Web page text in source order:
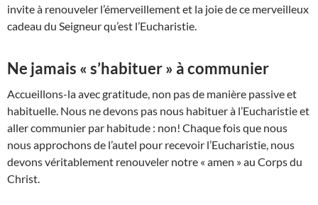
invite à renouveler l’émerveillement et la joie de ce merveilleux
cadeau du Seigneur qu’est l’Eucharistie.
Ne jamais « s’habituer » à communier
Accueillons-la avec gratitude, non pas de manière passive et
habituelle. Nous ne devons pas nous habituer à l’Eucharistie et
aller communier par habitude : non! Chaque fois que nous
nous approchons de l’autel pour recevoir l’Eucharistie, nous
devons véritablement renouveler notre « amen » au Corps du
Christ.